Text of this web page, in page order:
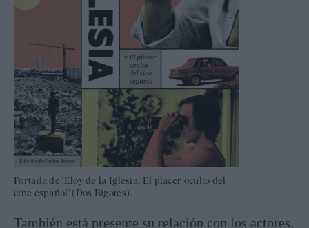
Portada de 'Eloy de la Iglesia. El placer oculto del
cine español' (Dos Bigotes).
También está presente su relación con los actores,